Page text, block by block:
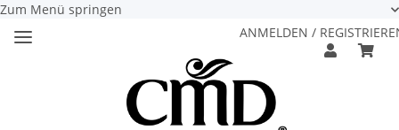
Zum Menü springen
ANMELDEN /